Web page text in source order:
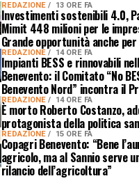
REDAZIONE 13 ORE FA
Investimenti sostenibili 4.0,
Mimit 448 milioni per le
Grande opportunità anche
REDAZIONE 14 ORE FA
Impianti BESS e rinnovabili
Benevento: il Comitato “No
Benevento Nord” incontra il
REDAZIONE 14 ORE FA
È morto Roberto Costanzo,
protagonista della politica
REDAZIONE 15 ORE FA
Copagri Benevento: “Bene
agricolo, ma al Sannio serve
rilancio dell’agricoltura”